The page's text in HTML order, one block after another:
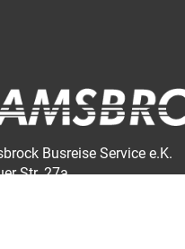
Busreise Service e.K.
Str. 27a